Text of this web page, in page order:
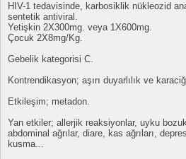
HIV-1 tedavisinde, karbosiklik nükleozid
sentetik antiviral.
Yetişkin 2X300mg. veya 1X600mg.
Çocuk 2X8mg/Kg.
Gebelik kategorisi C.
Kontrendikasyon; aşırı duyarlılık ve
Etkileşim; metadon.
Yan etkiler; allerjik reaksiyonlar, uyku
abdominal ağrılar, diare, kas ağrıları,
kusma...